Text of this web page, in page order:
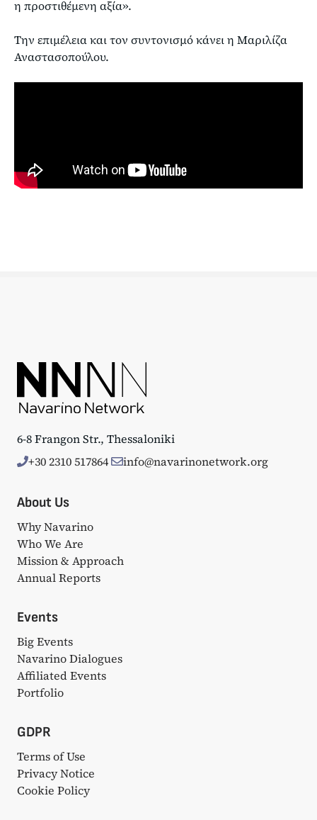
η προστιθέμενη αξία».
Την επιμέλεια και τον συντονισμό κάνει η Μαριλίζα
Αναστασοπούλου.
6-8 Frangon Str., Thessaloniki
+30 2310 517864
info@navarinonetwork.org
About Us
Why Navarino
Who We Are
Mission & Approach
Annual Reports
Events
Big Events
Navarino Dialogues
Affiliated Events
Portfolio
GDPR
Terms of Use
Privacy Notice
Cookie Policy